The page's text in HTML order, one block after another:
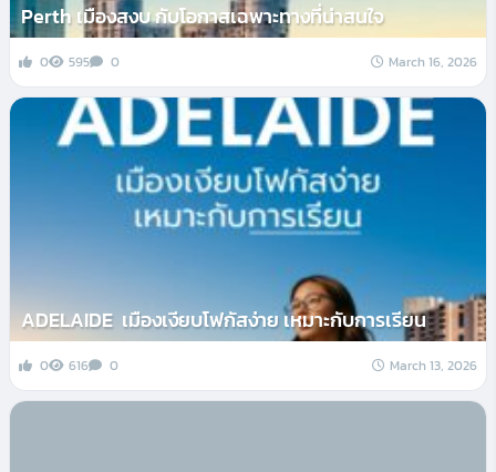
Perth เมืองสงบ กับโอกาสเฉพาะทางที่น่าสนใจ
0 595 0 March 16, 2026
ADELAIDE เมืองเงียบโฟกัสง่าย เหมาะกับการเรียน
0 616 0 March 13, 2026